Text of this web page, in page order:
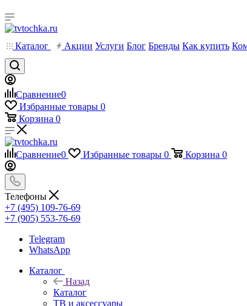
Каталог Акции Услуги Блог Бренды Как купить
Сравнение0
Избранные товары 0
Корзина 0
Сравнение0 Избранные товары 0 Корзина 0
Телефоны
+7 (495) 109-76-69
+7 (905) 553-76-69
Telegram
WhatsApp
Каталог
Назад
Каталог
ТВ и аксессуары